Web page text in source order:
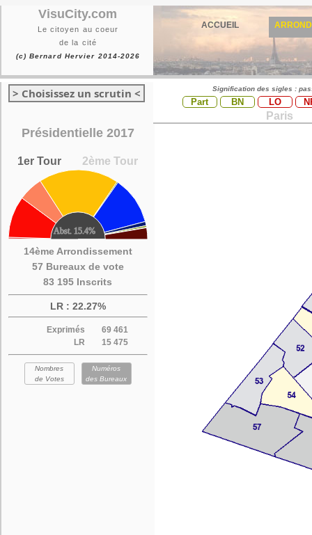
VisuCity.com
Le citoyen au coeur
de la cité
(c) Bernard Hervier 2014-2026
ACCUEIL
> Choisissez un scrutin <
Présidentielle 2017
1er Tour 2ème Tour
14ème Arrondissement
57 Bureaux de vote
83 195 Inscrits
LR : 22.27%
Exprimés
69 461
LR
15 475
Nombres
de Votes
Numéros
des Bureaux
Signification des sigles :
Part BN LO
Paris